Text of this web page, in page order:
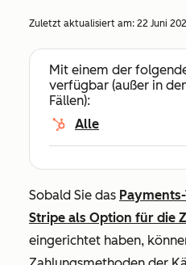
Zuletzt aktualisiert am: 22 Juni
Mit einem der
verfügbar (außer in
Fällen):
Alle
Sobald Sie das
Stripe als Option für die
eingerichtet haben,